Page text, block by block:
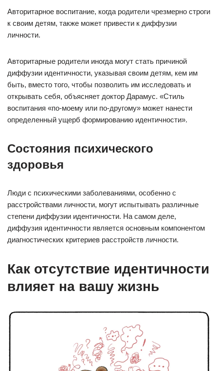
Авторитарное воспитание, когда родители чрезмерно строги
к своим детям, также может привести к диффузии
личности.
Авторитарные родители иногда могут стать причиной
диффузии идентичности, указывая своим детям, кем им
быть, вместо того, чтобы позволить им исследовать и
открывать себя, объясняет доктор Дарамус. «Стиль
воспитания «по-моему или по-другому» может нанести
определенный ущерб формированию идентичности».
Состояния психического
здоровья
Люди с психическими заболеваниями, особенно с
расстройствами личности, могут испытывать различные
степени диффузии идентичности. На самом деле,
диффузия идентичности является основным компонентом
диагностических критериев расстройств личности.
Как отсутствие идентичности
влияет на вашу жизнь